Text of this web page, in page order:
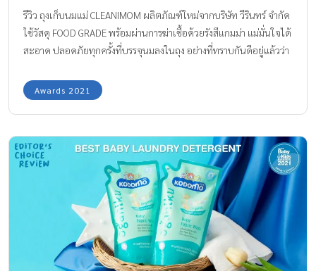
รีวิว ถุงเก็บนมแม่ CLEANIMOM ผลิตภัณฑ์ใหม่จากบริษัท วีรินทร์ จำกัด
ใช้วัสดุ FOOD GRADE พร้อมผ่านการฆ่าเชื้อด้วยรังสีแกมม่า แม่มั่นใจได้
สะอาด ปลอดภัยทุกครั้งที่บรรจุนมลงในถุง อย่างที่ทราบกันดีอยู่แล้วว่า
ไปด้วยคุณประโยชน์มากมาย เป็นเกราะสร้างภูมิต้านทานที่ดีให้กับลูก
น้อยได้ไปจนโต และสำหรับบ้านไหนที่คุณแม่ต้องกลับไปทำงาน หรือมี
ครบปี หรือต่อเนื่องได้ถึง 2-3 ปี การจัดเก็บน้ำนมแม่ที่ถูกต้อง ต้องจัด
เก็บในภาชนะที่สะอาด ปลอดภัยและจัดเก็บให้ถูกวิธี เพราะหากจัด
เก็บผิดวิธีทำให้น้ำนมปนเปื้อนเชื้อโรค หากลูกกินเข้าไปจะเป็น
อันตรายได้ ถุงเก็บน้ำนมเป็นไอเท็มที่คุณแม่ต้องใช้ในการปั๊มนมเพื่อทำ
น้ำนมสต๊อก ซึ่งมีหลายแบรนด์ให้เลือกในรูปแบบแตกต่างกันไป โดย
ส่วนใหญ่เน้นการใช้วัสดุที่ความทนทานสูง และกักเก็บน้ำนมได้ดี
เพราะหลังจากเติมน้ำนมลงในถุงเก็บนมแล้ว ต้องนำไปเก็บไว้ในตู้แช่
แข็งเพื่อเก็บรักษาน้ำนมให้มีอายุยาวขึ้น แต่จะดีแค่ไหน ถ้าคุณแม่มีถุง
Awards 2021